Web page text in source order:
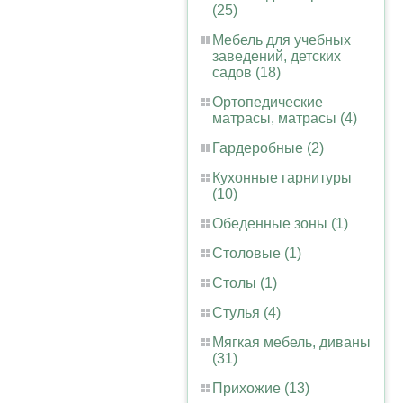
(25)
Мебель для учебных
заведений, детских
садов (18)
Ортопедические
матрасы, матрасы (4)
Гардеробные (2)
Кухонные гарнитуры
(10)
Обеденные зоны (1)
Столовые (1)
Столы (1)
Стулья (4)
Мягкая мебель, диваны
(31)
Прихожие (13)